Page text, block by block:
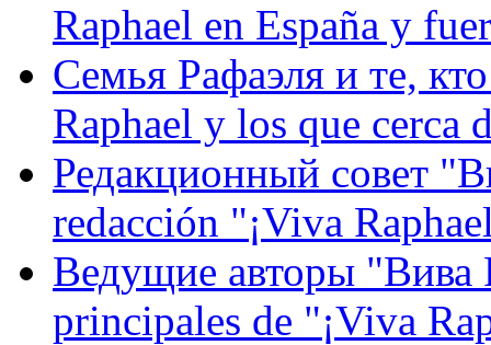
Raphael en España y
Семья Рафаэля и те,
Raphael y los que cerca
Редакционный совет
redacción "¡Viva
Ведущие авторы "Вива
principales de "¡Viva